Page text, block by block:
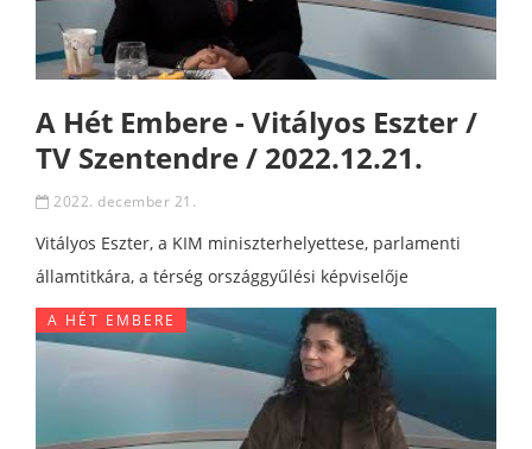
A Hét Embere - Vitályos Eszter /
TV Szentendre / 2022.12.21.
2022. december 21.
Vitályos Eszter, a KIM miniszterhelyettese, parlamenti
államtitkára, a térség országgyűlési képviselője
A HÉT EMBERE